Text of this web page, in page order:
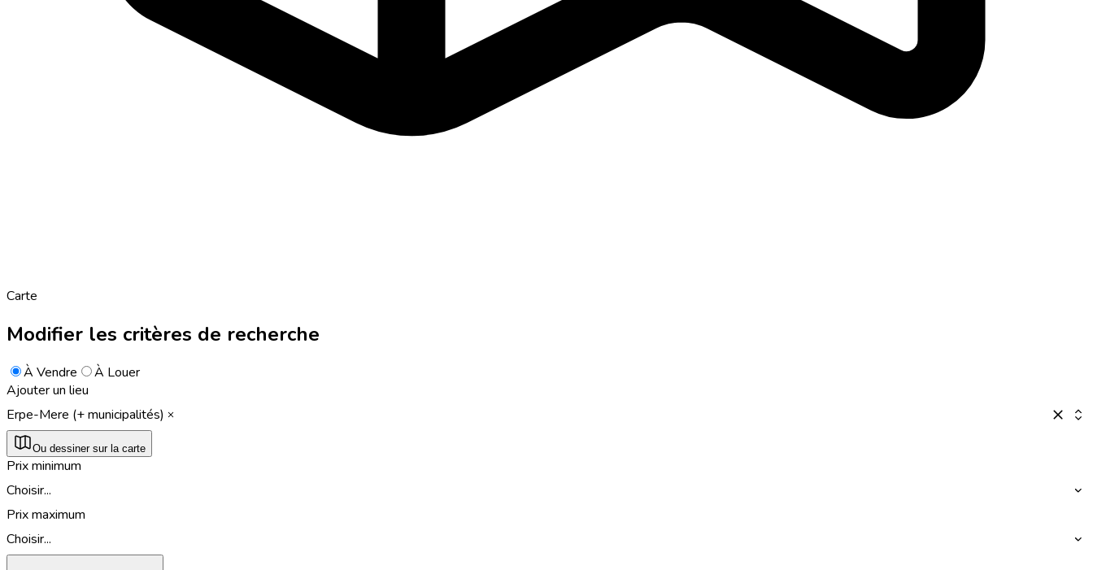
Carte
Modifier les critères de recherche
À Vendre
À Louer
Ajouter un lieu
Erpe-Mere (+ municipalités)
Ou dessiner sur la carte
Prix minimum
Choisir...
Prix maximum
Choisir...